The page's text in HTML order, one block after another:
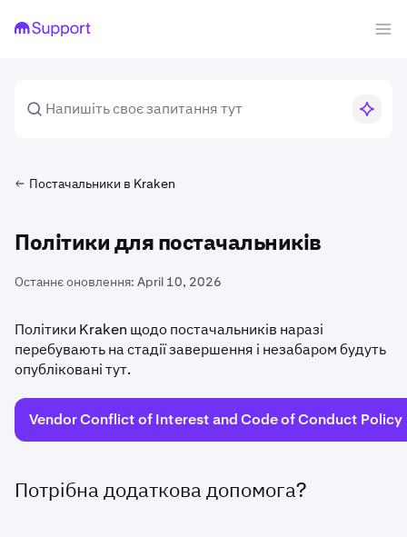
Постачальники в Kraken
Політики для постачальників
Останнє оновлення: April 10, 2026
Політики Kraken щодо постачальників наразі
перебувають на стадії завершення і незабаром будуть
опубліковані тут.
Vendor Conflict of Interest and Code of Conduct Policy
Потрібна додаткова допомога?